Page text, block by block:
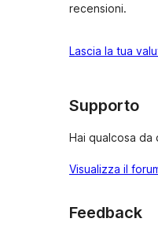
recensioni.
Lascia la tua
Supporto
Hai qualcosa da
Visualizza il
Feedback